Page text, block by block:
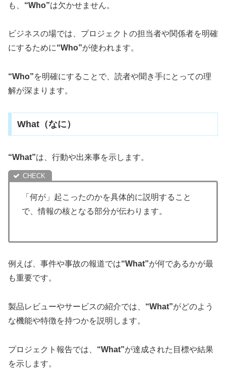
も、 “Who”は欠かせません。
ビジネスの場では、プロジェクトの担当者や関係者を明確
にするために“Who”が使われます。
“Who”を明確にすることで、読者や聞き手にとっての理
解が深まります。
What（なに）
“What”は、行動や出来事を示します。
「何が」起こったのかを具体的に説明すること
で、情報の核となる部分が伝わります。
例えば、事件や事故の報道では“What”が何であるかが最
も重要です。
製品レビューやサービスの紹介では、 “What”がどのよう
な機能や特徴を持つかを説明します。
プロジェクト報告では、 “What”が達成された目標や結果
を示します。